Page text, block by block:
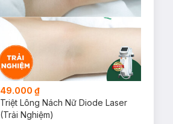
49.000 ₫
Triệt Lông Nách Nữ Diode Laser
(Trải Nghiệm)